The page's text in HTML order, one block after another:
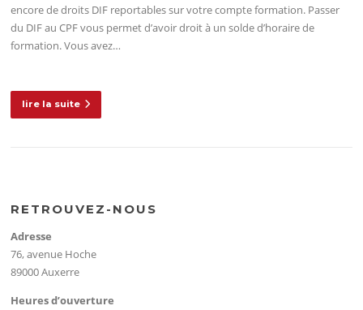
encore de droits DIF reportables sur votre compte formation. Passer
du DIF au CPF vous permet d’avoir droit à un solde d’horaire de
formation. Vous avez…
lire la suite
RETROUVEZ-NOUS
Adresse
76, avenue Hoche
89000 Auxerre
Heures d’ouverture